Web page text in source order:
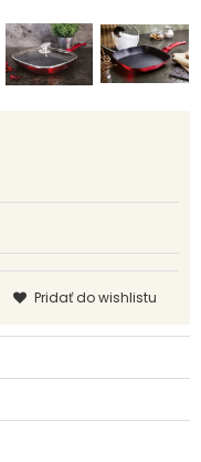
Pridať do wishlistu